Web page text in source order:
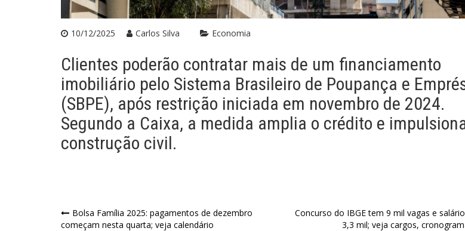
10/12/2025 Carlos Silva Economia
Clientes poderão contratar mais de um financiamento
imobiliário pelo Sistema Brasileiro de Poupança e
(SBPE), após restrição iniciada em novembro de 2024.
Segundo a Caixa, a medida amplia o crédito e
construção civil.
Navegação
Bolsa Família 2025: pagamentos de dezembro
começam nesta quarta; veja calendário
Concurso do IBGE tem 9 mil vagas e
3,3 mil; veja cargos,